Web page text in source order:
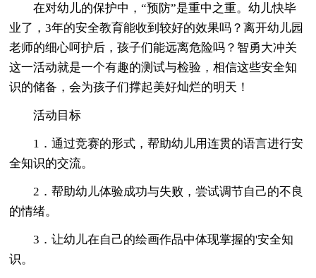
在对幼儿的保护中，“预防”是重中之重。幼儿快毕
业了，3年的安全教育能收到较好的效果吗？离开幼儿园
老师的细心呵护后，孩子们能远离危险吗？智勇大冲关
这一活动就是一个有趣的测试与检验，相信这些安全知
识的储备，会为孩子们撑起美好灿烂的明天！
活动目标
1．通过竞赛的形式，帮助幼儿用连贯的语言进行安
全知识的交流。
2．帮助幼儿体验成功与失败，尝试调节自己的不良
的情绪。
3．让幼儿在自己的绘画作品中体现掌握的'安全知
识。